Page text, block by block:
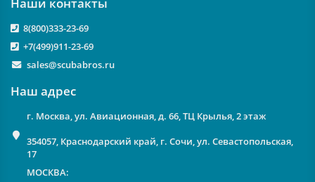
8(800)333-23-69
+7(499)911-23-69
sales@scubabros.ru
Наш адрес
г. Москва, ул. Авиационная, д. 66, ТЦ Крылья, 2 этаж
354057, Краснодарский край, г. Сочи, ул. Севастопольская,
17
МОСКВА: